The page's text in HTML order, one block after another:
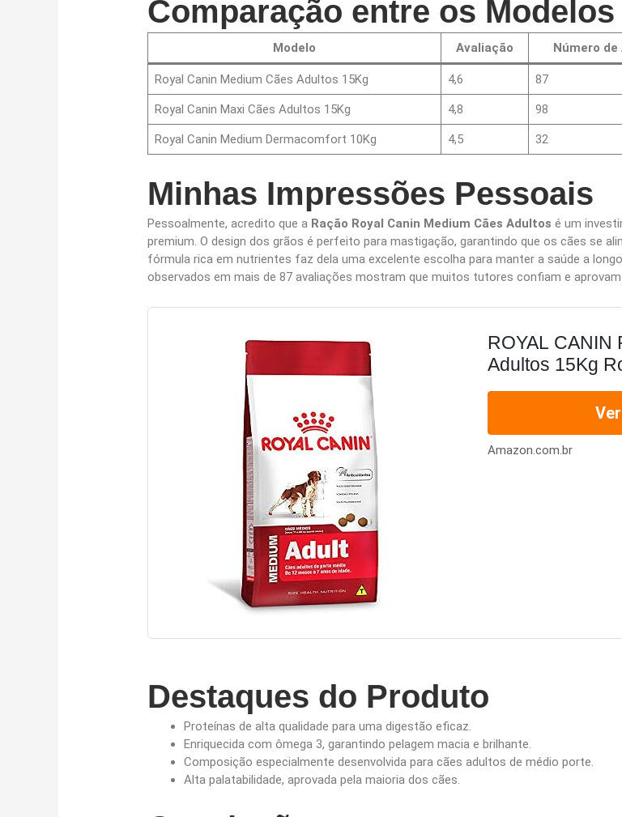
Comparação entre os Modelos
Modelo Avaliação Número de
Royal Canin Medium Cães Adultos 15Kg 4,6 87
Royal Canin Maxi Cães Adultos 15Kg 4,8 98
Royal Canin Medium Dermacomfort 10Kg 4,5 32
Minhas Impressões Pessoais
Pessoalmente, acredito que a Ração Royal Canin Medium Cães Adultos é um
premium. O design dos grãos é perfeito para mastigação, garantindo que os cães se
fórmula rica em nutrientes faz dela uma excelente escolha para manter a saúde a
observados em mais de 87 avaliações mostram que muitos tutores confiam e
ROYAL
Adultos 15Kg
Amazon.com.br
Destaques do Produto
Proteínas de alta qualidade para uma digestão eficaz.
Enriquecida com ômega 3, garantindo pelagem macia e brilhante.
Composição especialmente desenvolvida para cães adultos de médio porte.
Alta palatabilidade, aprovada pela maioria dos cães.